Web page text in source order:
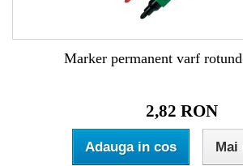
Marker permanent varf
2,82 RON
Adauga in cos